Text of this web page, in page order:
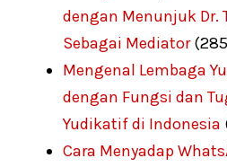
dengan Menunjuk Dr.
Sebagai Mediator
Mengenal Lembaga
dengan Fungsi dan
Yudikatif di Indonesia
Cara Menyadap